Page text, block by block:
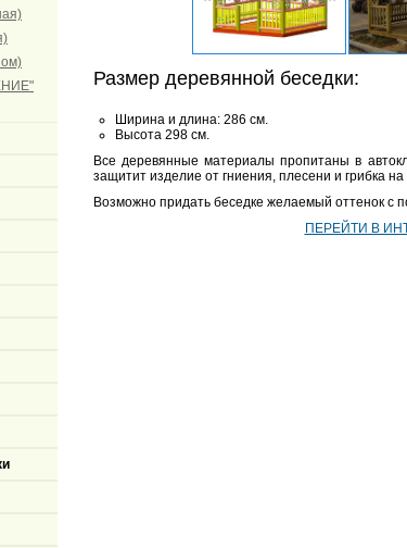
Размер деревянной беседки:
Ширина и длина: 286 см.
Высота 298 см.
Все деревянные материалы пропитаны в
защитит изделие от гниения, плесени и грибка
Возможно придать беседке желаемый оттенок с
ПЕРЕЙТИ В